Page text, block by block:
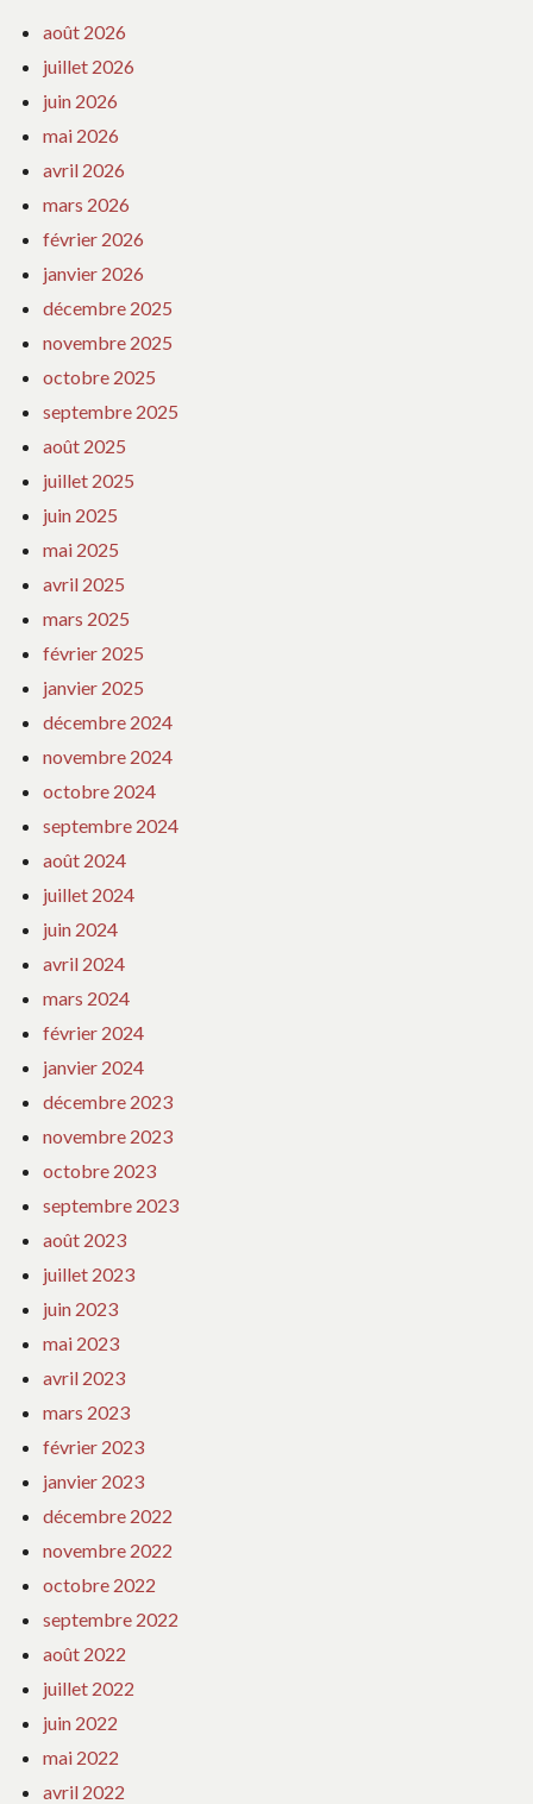
août 2026
juillet 2026
juin 2026
mai 2026
avril 2026
mars 2026
février 2026
janvier 2026
décembre 2025
novembre 2025
octobre 2025
septembre 2025
août 2025
juillet 2025
juin 2025
mai 2025
avril 2025
mars 2025
février 2025
janvier 2025
décembre 2024
novembre 2024
octobre 2024
septembre 2024
août 2024
juillet 2024
juin 2024
avril 2024
mars 2024
février 2024
janvier 2024
décembre 2023
novembre 2023
octobre 2023
septembre 2023
août 2023
juillet 2023
juin 2023
mai 2023
avril 2023
mars 2023
février 2023
janvier 2023
décembre 2022
novembre 2022
octobre 2022
septembre 2022
août 2022
juillet 2022
juin 2022
mai 2022
avril 2022